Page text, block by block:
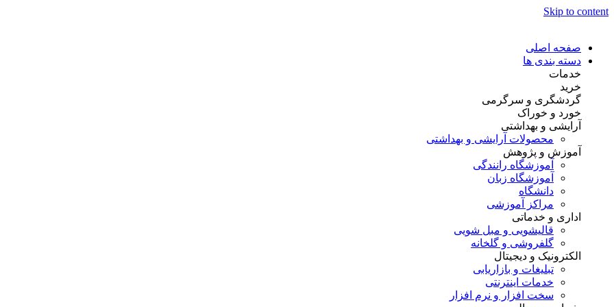
Skip to content
صفحه اصلی
دسته بندی ها
خدمات
خرید
گردشگری و سرگرمی
خورد و خوراک
آرایشی و بهداشتی
محصولات آرایشی و بهداشتی
آموزش و پژوهش
آموزشگاه رانندگی
آموزشگاه زبان
دانشگاه
مراکز آموزشی
اداری و خدماتی
قالیشویی و مبل شویی
گلفروشی و گلخانه
الکترونیک و دیجیتال
تبلیغات و بازاریابی
خدمات اینترنتی
سخت افزار و نرم افزار